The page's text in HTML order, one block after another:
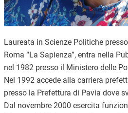
Laureata in Scienze Politiche
Roma “La Sapienza”, entra nella
nel 1982 presso il Ministero delle
Nel 1992 accede alla carriera
presso la Prefettura di Pavia dove
Dal novembre 2000 esercita